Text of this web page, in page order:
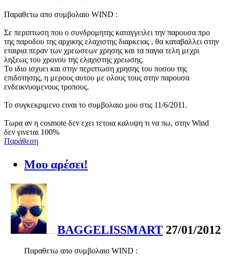
Παραθετω απο συμβολαιο WIND :
Σε περιπτωση που ο συνδρομητης καταγγειλει την παρουσα προ
της παροδου της αρχικης ελαχιστης διαρκειας , θα καταβαλλει στην
εταιρια περαν των χρεωσεων χρησης και τα παγια τελη μεχρι
ληξεως του χρονου της ελαχιστης χρεωσης.
Το ιδιο ισχυει και στην περιπτωση χρησης του ποσου της
επιδοτησης, η μερους αυτου με ολους τους στην παρουσα
ενδεικνυομενους τροπους.
Το συγκεκριμενο ειναι το συμβολαιο μου στις 11/6/2011.
Τωρα αν η cosmote δεν εχει τετοια καλυψη τι να πω, στην Wind
δεν γινεται 100%
Παράθεση
Μου αρέσει!
BAGGELISSMART 27/01/2012
Παραθετω απο συμβολαιο WIND :